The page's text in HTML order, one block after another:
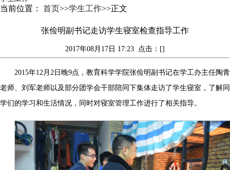
当前位置： 首页>>学生工作>>正文
张俭明副书记走访学生寝室检查指导工作
2017年08月17日 17:23 点击：[]
2015年12月2日晚9点，教育科学学院张俭明副书记在学工办主任陶青
老师、刘军老师以及部分团学会干部陪同下集体走访了学生寝室，了解同
学们的学习和生活情况，同时对寝室管理工作进行了相关指导。